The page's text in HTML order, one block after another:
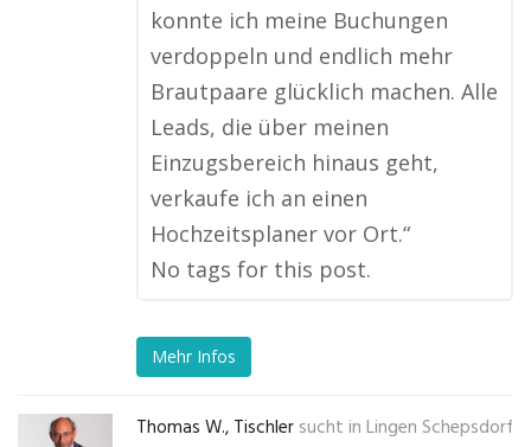
konnte ich meine Buchungen
verdoppeln und endlich mehr
Brautpaare glücklich machen. Alle
Leads, die über meinen
Einzugsbereich hinaus geht,
verkaufe ich an einen
Hochzeitsplaner vor Ort.“
No tags for this post.
Mehr Infos
Thomas W., Tischler sucht in Lingen Schepsdorf